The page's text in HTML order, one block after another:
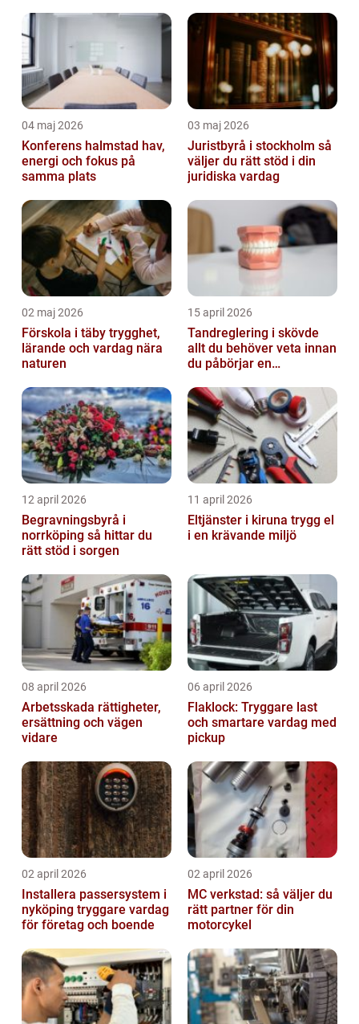
04 maj 2026
Konferens halmstad hav,
energi och fokus på
samma plats
03 maj 2026
Juristbyrå i stockholm så
väljer du rätt stöd i din
juridiska vardag
02 maj 2026
Förskola i täby trygghet,
lärande och vardag nära
naturen
15 april 2026
Tandreglering i skövde
allt du behöver veta innan
du påbörjar en
12 april 2026
Begravningsbyrå i
norrköping så hittar du
rätt stöd i sorgen
11 april 2026
Eltjänster i kiruna trygg el
i en krävande miljö
08 april 2026
Arbetsskada rättigheter,
ersättning och vägen
vidare
06 april 2026
Flaklock: Tryggare last
och smartare vardag med
pickup
02 april 2026
Installera passersystem i
nyköping tryggare vardag
för företag och boende
02 april 2026
MC verkstad: så väljer du
rätt partner för din
motorcykel